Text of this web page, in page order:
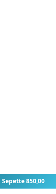
Sepette 850,00